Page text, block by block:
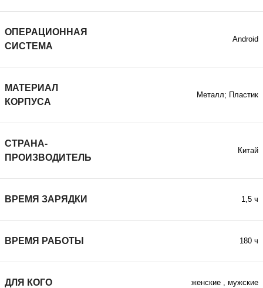
ОПЕРАЦИОННАЯ
СИСТЕМА
Android
МАТЕРИАЛ
КОРПУСА
Металл; Пластик
СТРАНА-
ПРОИЗВОДИТЕЛЬ
Китай
ВРЕМЯ ЗАРЯДКИ 1,5 ч
ВРЕМЯ РАБОТЫ 180 ч
ДЛЯ КОГО женские , мужские